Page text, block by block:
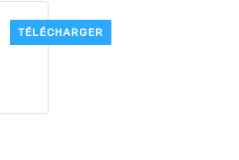
TÉLÉCHARGER